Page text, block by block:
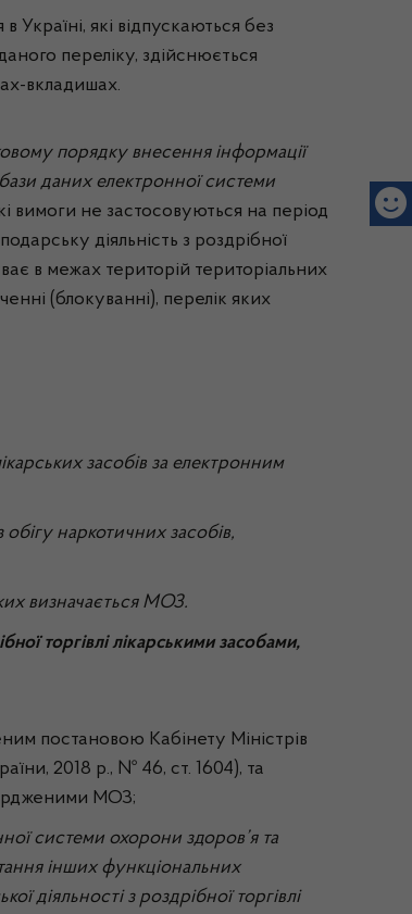
Україні, які відпускаються без
переліку, здійснюється
вкладишах.
порядку внесення інформації
даних електронної системи
вимоги не застосовуються на період
діяльність з роздрібної
в межах територій територіальних
(блокуванні), перелік яких
засобів за електронним
обігу наркотичних засобів,
визначається МОЗ.
торгівлі лікарськими засобами,
постановою Кабінету Міністрів
2018 р., № 46, ст. 1604), та
МОЗ;
системи охорони здоров’я та
інших функціональних
діяльності з роздрібної торгівлі